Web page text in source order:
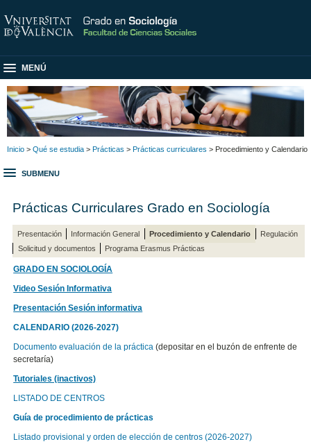
MENÚ
Inicio > Qué se estudia > Prácticas > Prácticas curriculares > Procedimiento y Calendario
SUBMENU
Prácticas Curriculares Grado en Sociología
Presentación Información General Procedimiento y Calendario
Regulación
Solicitud y documentos
Programa Erasmus Prácticas
GRADO EN SOCIOLOGÍA
Video Sesión Informativa
Presentación Sesión informativa
CALENDARIO (2026-2027)
Documento evaluación de la práctica (depositar en el buzón de enfrente de
secretaría)
Tutoriales (inactivos)
LISTADO DE CENTROS
Guía de procedimiento de prácticas
Listado provisional y orden de elección de centros (2026-2027)